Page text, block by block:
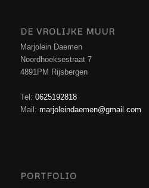
DE VROLIJKE MUUR
Marjolein Daemen
Noordhoeksestraat 7
4891PM Rijsbergen
Tel: 0625192818
Mail: marjoleindaemen@gmail.com
PORTFOLIO